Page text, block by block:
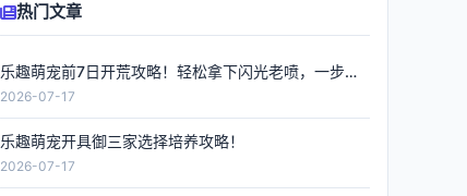
热门文章
乐趣萌宠前7日开荒攻略！轻松拿下闪光老喷，一步到位
2026-07-17
乐趣萌宠开具御三家选择培养攻略！
2026-07-17